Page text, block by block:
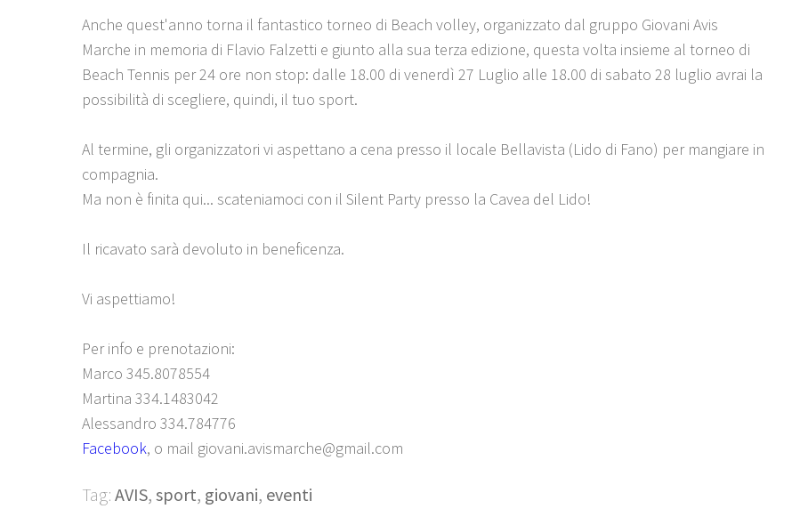
Anche quest'anno torna il fantastico torneo di Beach volley, organizzato dal gruppo Giovani Avis
Marche in memoria di Flavio Falzetti e giunto alla sua terza edizione, questa volta insieme al torneo di
Beach Tennis per 24 ore non stop: dalle 18.00 di venerdì 27 Luglio alle 18.00 di sabato 28 luglio avrai la
possibilità di scegliere, quindi, il tuo sport.
Al termine, gli organizzatori vi aspettano a cena presso il locale Bellavista (Lido di Fano) per mangiare in
compagnia.
Ma non è finita qui... scateniamoci con il Silent Party presso la Cavea del Lido!
Il ricavato sarà devoluto in beneficenza.
Vi aspettiamo!
Per info e prenotazioni:
Marco 345.8078554
Martina 334.1483042
Alessandro 334.784776
Facebook, o mail giovani.avismarche@gmail.com
Tag: AVIS, sport, giovani, eventi